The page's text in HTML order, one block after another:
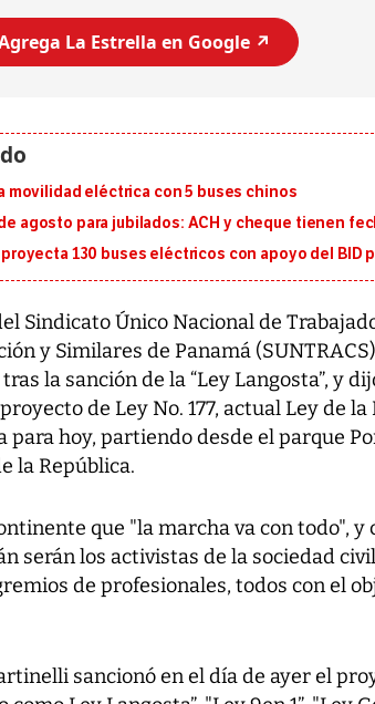
La Estrella en Google ↗️
movilidad eléctrica con 5 buses chinos
agosto para jubilados: ACH y cheque tienen
130 buses eléctricos con apoyo del BID
Sindicato Único Nacional de
y Similares de Panamá
la sanción de la “Ley Langosta”, y
de Ley No. 177, actual Ley de
para hoy, partiendo desde el parque
la República.
que "la marcha va con todo", y
serán los activistas de la sociedad
de profesionales, todos con el
sancionó en el día de ayer el
Entre recuerdos y
da Silva, oficializó
candidatura...